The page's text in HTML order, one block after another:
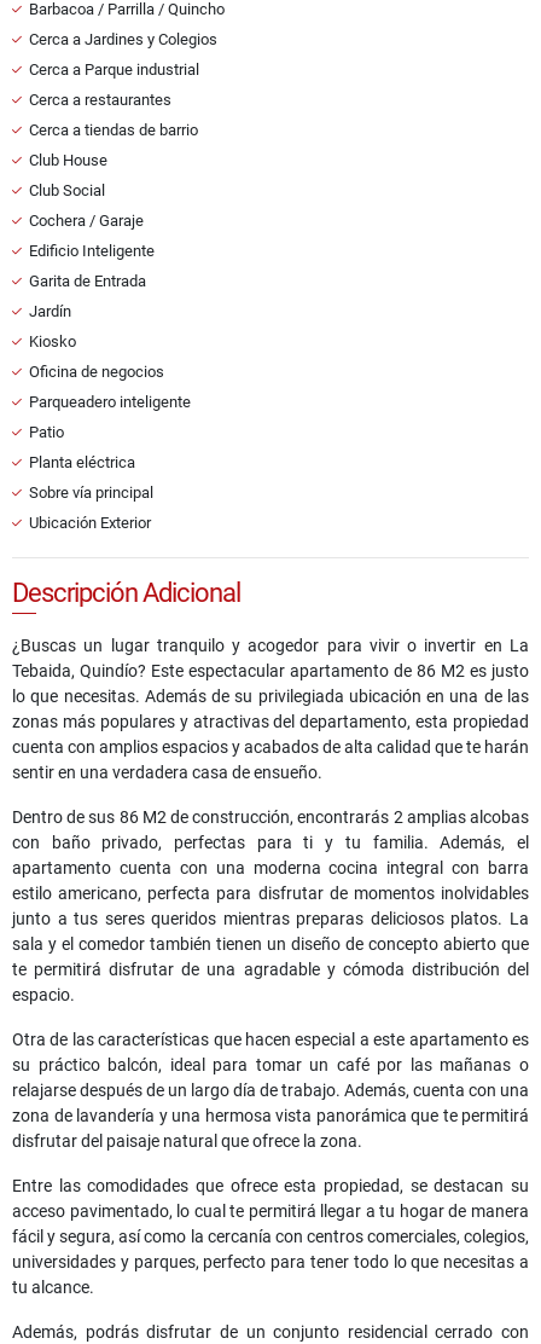
Barbacoa / Parrilla / Quincho
Cerca a Jardines y Colegios
Cerca a Parque industrial
Cerca a restaurantes
Cerca a tiendas de barrio
Club House
Club Social
Cochera / Garaje
Edificio Inteligente
Garita de Entrada
Jardín
Kiosko
Oficina de negocios
Parqueadero inteligente
Patio
Planta eléctrica
Sobre vía principal
Ubicación Exterior
Descripción Adicional
¿Buscas un lugar tranquilo y acogedor para vivir o invertir en La
Tebaida, Quindío? Este espectacular apartamento de 86 M2 es justo
lo que necesitas. Además de su privilegiada ubicación en una de las
zonas más populares y atractivas del departamento, esta propiedad
cuenta con amplios espacios y acabados de alta calidad que te harán
sentir en una verdadera casa de ensueño.
Dentro de sus 86 M2 de construcción, encontrarás 2 amplias alcobas
con baño privado, perfectas para ti y tu familia. Además, el
apartamento cuenta con una moderna cocina integral con barra
estilo americano, perfecta para disfrutar de momentos inolvidables
junto a tus seres queridos mientras preparas deliciosos platos. La
sala y el comedor también tienen un diseño de concepto abierto que
te permitirá disfrutar de una agradable y cómoda distribución del
espacio.
Otra de las características que hacen especial a este apartamento es
su práctico balcón, ideal para tomar un café por las mañanas o
relajarse después de un largo día de trabajo. Además, cuenta con una
zona de lavandería y una hermosa vista panorámica que te permitirá
disfrutar del paisaje natural que ofrece la zona.
Entre las comodidades que ofrece esta propiedad, se destacan su
acceso pavimentado, lo cual te permitirá llegar a tu hogar de manera
fácil y segura, así como la cercanía con centros comerciales, colegios,
universidades y parques, perfecto para tener todo lo que necesitas a
tu alcance.
Además, podrás disfrutar de un conjunto residencial cerrado con